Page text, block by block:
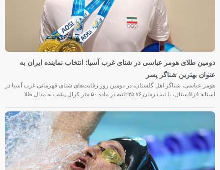
دومین طلای هومر عباسی در شنای غرب آسیا؛ انتخاب نماینده ایران به
عنوان بهترین شناگر پسر
هومر عباسی، شناگر اهل گلستان، در دومین روز رقابت‌های شنای قهرمانی غرب آسیا در
آستانه قزاقستان، با ثبت زمان ۲۵.۷۶ ثانیه در ماده ۵۰ متر کرال پشت به مدال طلا